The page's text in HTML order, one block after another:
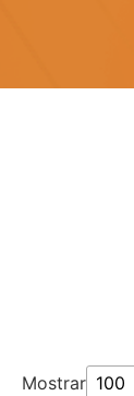
Mostrar